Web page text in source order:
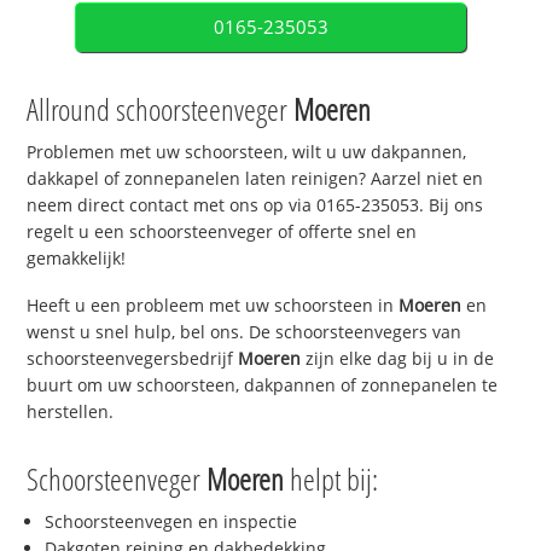
0165-235053
Allround schoorsteenveger Moeren
Problemen met uw schoorsteen, wilt u uw dakpannen,
dakkapel of zonnepanelen laten reinigen? Aarzel niet en
neem direct contact met ons op via 0165-235053. Bij ons
regelt u een schoorsteenveger of offerte snel en
gemakkelijk!
Heeft u een probleem met uw schoorsteen in Moeren en
wenst u snel hulp, bel ons. De schoorsteenvegers van
schoorsteenvegersbedrijf Moeren zijn elke dag bij u in de
buurt om uw schoorsteen, dakpannen of zonnepanelen te
herstellen.
Schoorsteenveger Moeren helpt bij:
Schoorsteenvegen en inspectie